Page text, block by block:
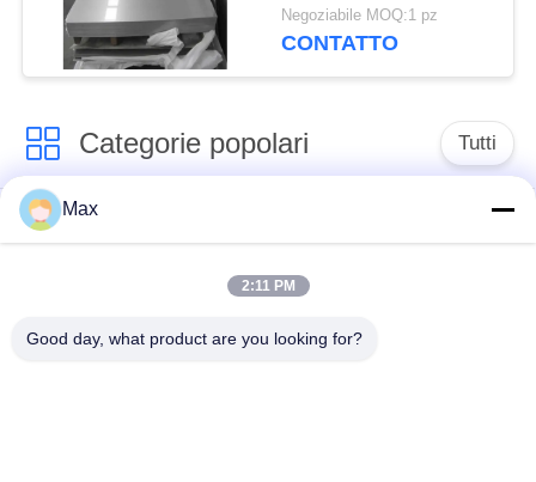
A1008 Larghezza
personalizzata per
Negoziabile MOQ:1 pz
CONTATTO
Categorie popolari Tutti
Tubo della lega di
eccellente dell'acciaio
inossidabile
tubo austenitico
Max
2:11 PM
Good day, what product are you looking for?